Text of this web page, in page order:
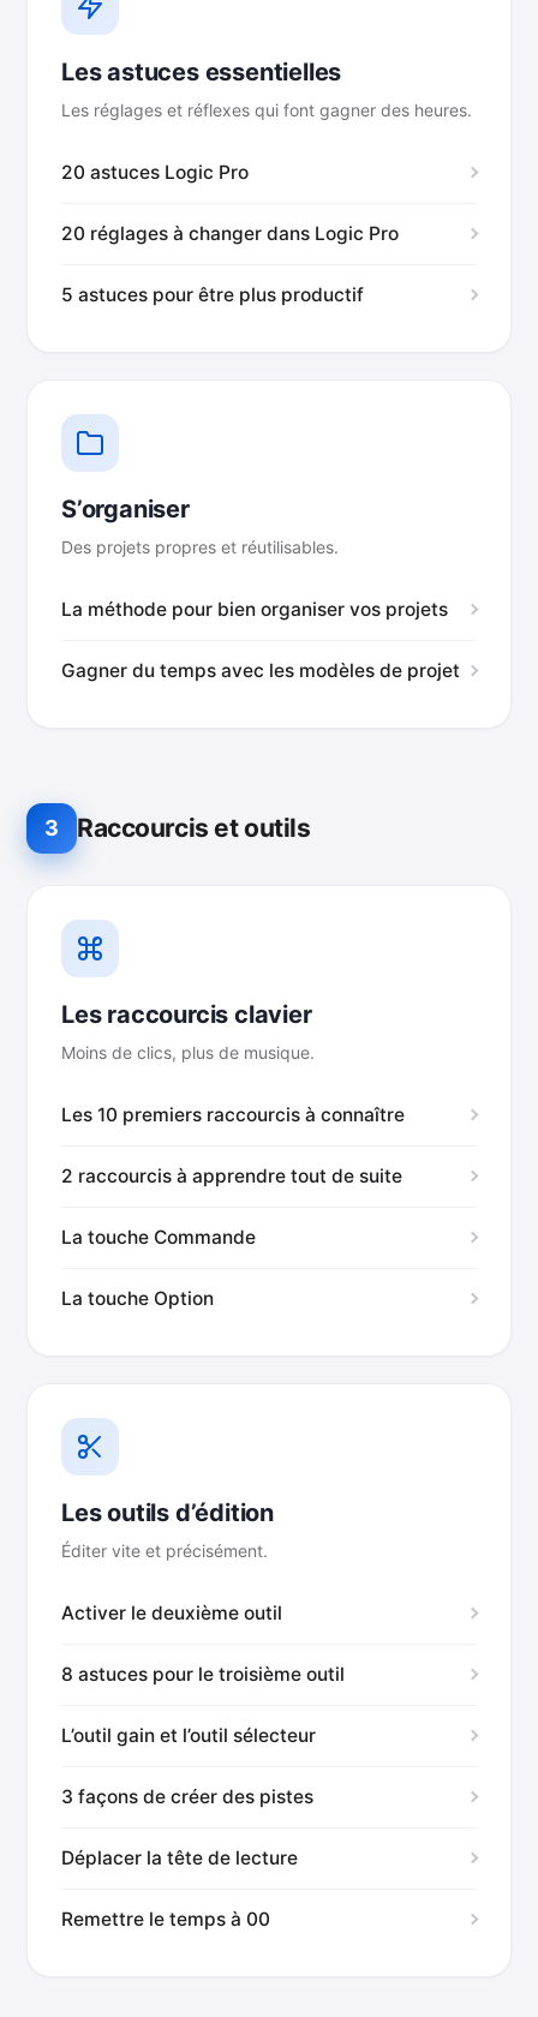
Les astuces essentielles
Les réglages et réflexes qui font gagner des heures.
20 astuces Logic Pro
20 réglages à changer dans Logic Pro
5 astuces pour être plus productif
S’organiser
Des projets propres et réutilisables.
La méthode pour bien organiser vos projets
Gagner du temps avec les modèles de projet
3 Raccourcis et outils
Les raccourcis clavier
Moins de clics, plus de musique.
Les 10 premiers raccourcis à connaître
2 raccourcis à apprendre tout de suite
La touche Commande
La touche Option
Les outils d’édition
Éditer vite et précisément.
Activer le deuxième outil
8 astuces pour le troisième outil
L’outil gain et l’outil sélecteur
3 façons de créer des pistes
Déplacer la tête de lecture
Remettre le temps à 00